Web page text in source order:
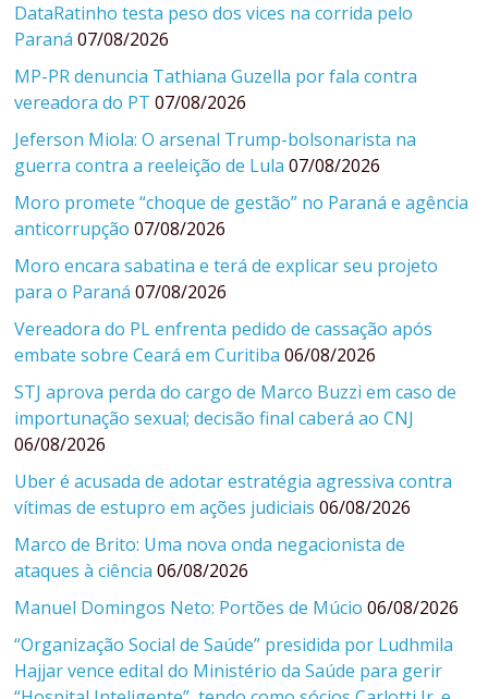
DataRatinho testa peso dos vices na corrida pelo
Paraná 07/08/2026
MP-PR denuncia Tathiana Guzella por fala contra
vereadora do PT 07/08/2026
Jeferson Miola: O arsenal Trump-bolsonarista na
guerra contra a reeleição de Lula 07/08/2026
Moro promete “choque de gestão” no Paraná e agência
anticorrupção 07/08/2026
Moro encara sabatina e terá de explicar seu projeto
para o Paraná 07/08/2026
Vereadora do PL enfrenta pedido de cassação após
embate sobre Ceará em Curitiba 06/08/2026
STJ aprova perda do cargo de Marco Buzzi em caso de
importunação sexual; decisão final caberá ao CNJ
06/08/2026
Uber é acusada de adotar estratégia agressiva contra
vítimas de estupro em ações judiciais 06/08/2026
Marco de Brito: Uma nova onda negacionista de
ataques à ciência 06/08/2026
Manuel Domingos Neto: Portões de Múcio 06/08/2026
“Organização Social de Saúde” presidida por Ludhmila
Hajjar vence edital do Ministério da Saúde para gerir